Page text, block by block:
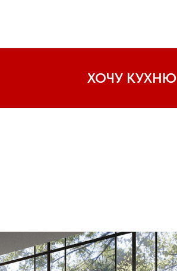
ХОЧУ КУХНЮ